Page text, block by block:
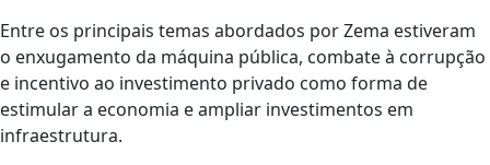
Entre os principais temas abordados por Zema estiveram
o enxugamento da máquina pública, combate à corrupção
e incentivo ao investimento privado como forma de
estimular a economia e ampliar investimentos em
infraestrutura.